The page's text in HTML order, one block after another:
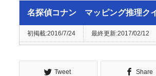
名探偵コナン マッピング推理ク
初掲載:2016/7/24 最終更新:2017/02/12
Tweet Share